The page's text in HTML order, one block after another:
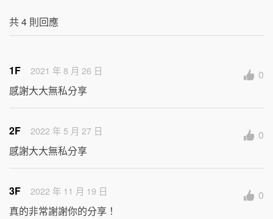
共4 則回應
0
1F 2021 年 8 月 26 日
感謝大大無私分享
0
2F 2022 年 5 月 27 日
感謝大大無私分享
0
3F 2022 年 11 月 19 日
真的非常謝謝你的分享！